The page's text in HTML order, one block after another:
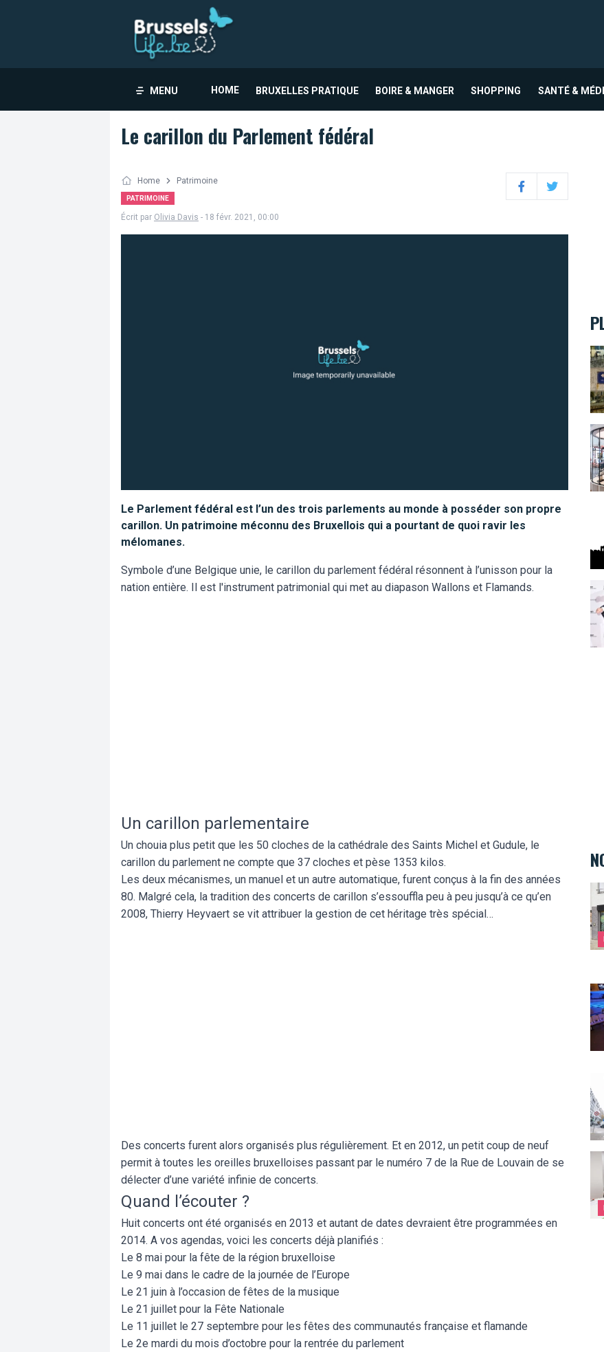
MENU HOME BRUXELLES PRATIQUE BOIRE & MANGER SHOPPING SANTÉ &
Le carillon du Parlement fédéral
Home Patrimoine
PATRIMOINE FacebookTwitter
Écrit par Olivia Davis - 18 févr. 2021, 00:00
Le Parlement fédéral est l’un des trois parlements au monde à posséder son propre
carillon. Un patrimoine méconnu des Bruxellois qui a pourtant de quoi ravir les
mélomanes.
Symbole d’une Belgique unie, le carillon du parlement fédéral résonnent à l’unisson pour la
nation entière. Il est l'instrument patrimonial qui met au diapason Wallons et Flamands.
Un carillon parlementaire
Un chouia plus petit que les 50 cloches de la cathédrale des Saints Michel et Gudule, le
carillon du parlement ne compte que 37 cloches et pèse 1353 kilos.
Les deux mécanismes, un manuel et un autre automatique, furent conçus à la fin des années
80. Malgré cela, la tradition des concerts de carillon s’essouffla peu à peu jusqu’à ce qu’en
2008, Thierry Heyvaert se vit attribuer la gestion de cet héritage très spécial…
Des concerts furent alors organisés plus régulièrement. Et en 2012, un petit coup de neuf
permit à toutes les oreilles bruxelloises passant par le numéro 7 de la Rue de Louvain de se
délecter d’une variété infinie de concerts.
Quand l’écouter ?
Huit concerts ont été organisés en 2013 et autant de dates devraient être programmées en
2014. A vos agendas, voici les concerts déjà planifiés :
Le 8 mai pour la fête de la région bruxelloise
Le 9 mai dans le cadre de la journée de l’Europe
Le 21 juin à l’occasion de fêtes de la musique
Le 21 juillet pour la Fête Nationale
Le 11 juillet le 27 septembre pour les fêtes des communautés française et flamande
Le 2e mardi du mois d’octobre pour la rentrée du parlement